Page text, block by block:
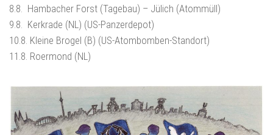
8.8. Hambacher Forst (Tagebau) – Jülich (Atommüll)
9.8. Kerkrade (NL) (US-Panzerdepot)
10.8. Kleine Brogel (B) (US-Atombomben-Standort)
11.8. Roermond (NL)